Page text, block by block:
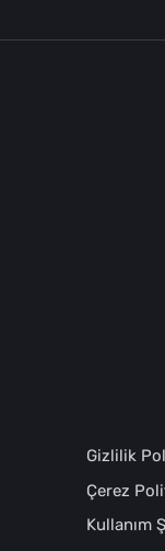
Gizlilik
Çerez
Kullanım